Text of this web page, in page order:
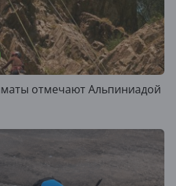
отмечают Альпиниадой